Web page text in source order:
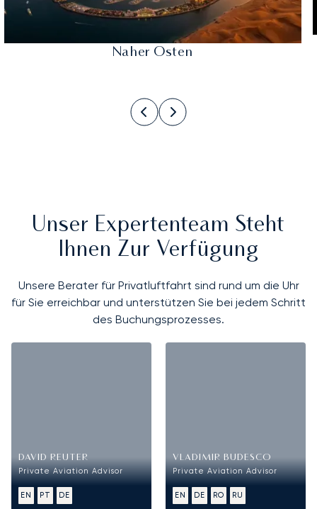
Naher Osten
Unser Expertenteam Steht
Ihnen Zur Verfügung
Unsere Berater für Privatluftfahrt sind rund um die Uhr
für Sie erreichbar und unterstützen Sie bei jedem Schritt
des Buchungsprozesses.
DAVID REUTER
Private Aviation Advisor
EN PT DE
VLADIMIR BUDESCO
Private Aviation Advisor
EN DE RO RU